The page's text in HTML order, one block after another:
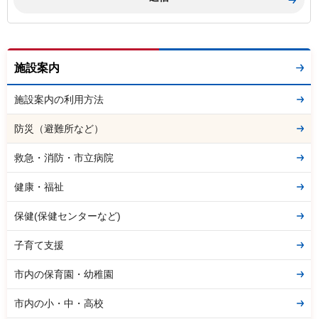
施設案内
施設案内の利用方法
防災（避難所など）
救急・消防・市立病院
健康・福祉
保健(保健センターなど)
子育て支援
市内の保育園・幼稚園
市内の小・中・高校